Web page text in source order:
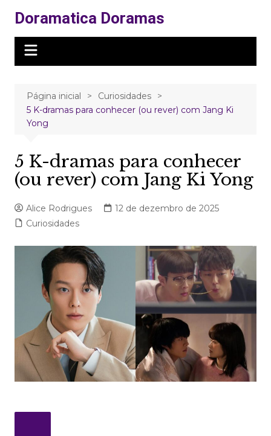
para
conteúdo
Doramatica Doramas
Página inicial
Curiosidades
5 K-dramas para conhecer (ou rever) com Jang Ki
Yong
5 K-dramas para conhecer
(ou rever) com Jang Ki Yong
Alice Rodrigues
12 de dezembro de 2025
Curiosidades